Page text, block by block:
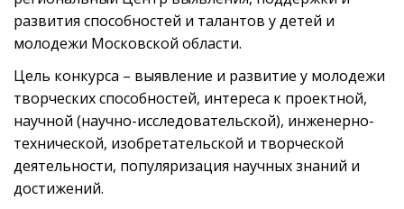
развития способностей и талантов у детей и
молодежи Московской области.
Цель конкурса – выявление и развитие у молодежи
творческих способностей, интереса к проектной,
научной (научно-исследовательской), инженерно-
технической, изобретательской и творческой
деятельности, популяризация научных знаний и
достижений.